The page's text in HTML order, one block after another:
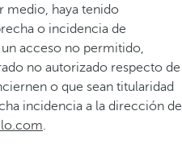
medio, haya tenido
o incidencia de
acceso no permitido,
no autorizado respecto de
o que sean titularidad
incidencia a la dirección de
.